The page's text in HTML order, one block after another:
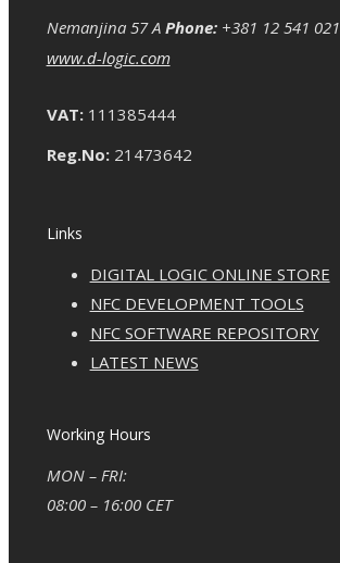
Nemanjina 57 A Phone:+381 12 541 021
www.d-logic.com
VAT:111385444
Reg.No:21473642
Links
DIGITAL LOGIC ONLINE STORE
NFC DEVELOPMENT TOOLS
NFC SOFTWARE REPOSITORY
LATEST NEWS
Working Hours
MON – FRI:
08:00 – 16:00 CET